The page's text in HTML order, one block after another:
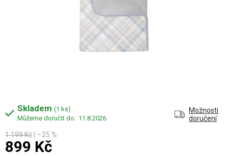
Skladem (1 ks)
11.8.2026
Možnosti
doručení
1 199 Kč
–25 %
899 Kč